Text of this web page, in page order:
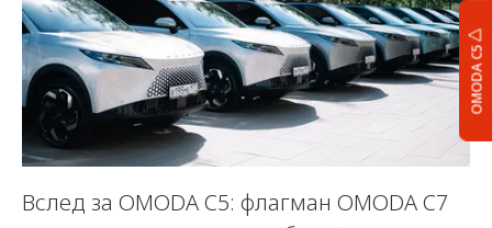
OMODA C5
Вслед за OMODA C5: флагман OMODA C7